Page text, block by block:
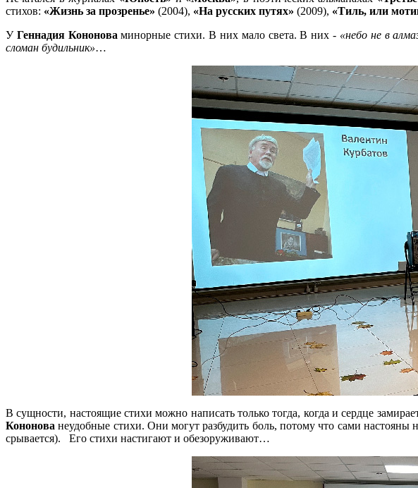
стихов: «Жизнь за прозренье» (2004), «На русских путях» (2009), «Тиль, или
У Геннадия Кононова минорные стихи. В них мало света. В них - «небо не в
сломан будильник»…
В сущности, настоящие стихи можно написать только тогда, когда и сердце
Кононова неудобные стихи. Они могут разбудить боль, потому что сами
срывается). Его стихи настигают и обезоруживают…